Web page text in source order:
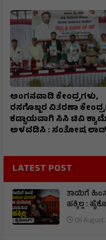
ಅಂಗನವಾಡಿ ಕೇಂದ್ರಗಳು,
ರಸಗೊಬ್ಬರ ವಿತರಣಾ
ಕಡ್ಡಾಯವಾಗಿ ಸಿಸಿ ಟಿವಿ
ಅಳವಡಿಸಿ : ಸಂತೋಷ
LATEST POST
ತಾಯಿಗೆ
ಹಕ್ಕಿಲ್ಲ :
06 August